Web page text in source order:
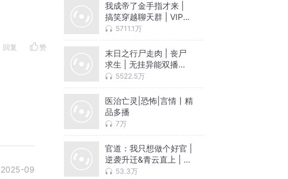
回复 赞
2025-09
我成帝了金手指才来 |
搞笑穿越聊天群 | VIP免
费 5711.1万
末日之行尸走肉 | 丧尸
求生 | 无挂异能双播精
品 5522.5万
医治亡灵|恐怖|言情丨精
品多播
7万
官道：我只想做个好官 |
逆袭升迁&青云直上 | 多
人有声剧
53.3万